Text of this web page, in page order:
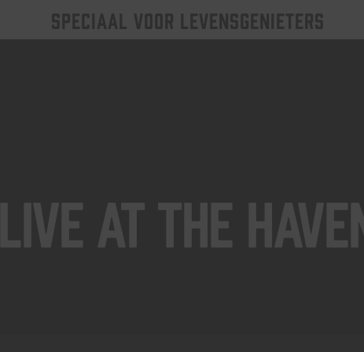
SPECIAAL VOOR LEVENSGENIETERS
Live At The